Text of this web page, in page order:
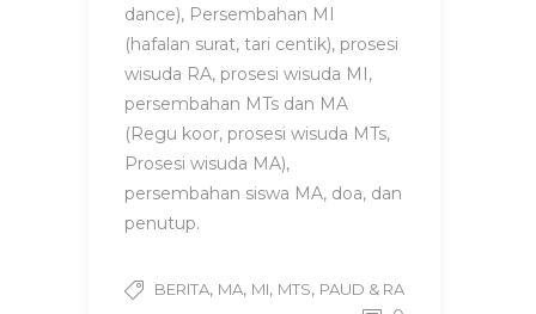
dance), Persembahan MI
(hafalan surat, tari centik), prosesi
wisuda RA, prosesi wisuda MI,
persembahan MTs dan MA
(Regu koor, prosesi wisuda MTs,
Prosesi wisuda MA),
persembahan siswa MA, doa, dan
penutup.
BERITA, MA, MI, MTS, PAUD & RA